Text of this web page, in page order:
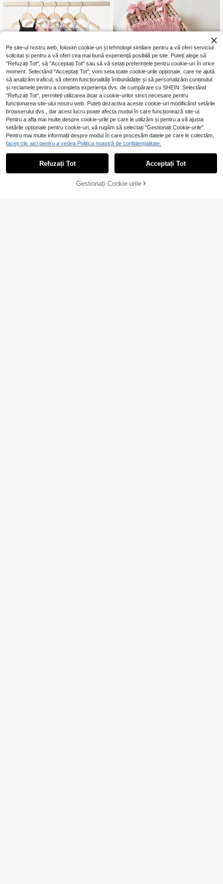
13
Bebeilu
Fetiță 5 buc. Body tric
otat casual, confortabil, de culoare
solidă, cu bretele și cleme, vară
94 ,99Lei
Joymelo
EU Warehouse SHEIN Rochie plisată
colorată, fără mâneci, pentru fete, p
ersonalizată, prințesă, dulce, de lun
gime medie, potrivită pentru vacanț
ă și petrecere, vară
#1 Cele mai vândute
44,05Lei
ADAUGĂ ÎN COȘ
Pe site-ul nostru web, folosim cookie-uri și tehnologii similare pentru a vă oferi serviciul
solicitat și pentru a vă oferi cea mai bună experiență posibilă pe site. Puteți alege să
"Refuzați Tot", să "Acceptați Tot" sau să vă setați preferințele pentru cookie-uri în orice
moment. Selectând "Acceptați Tot", vom seta toate cookie-urile opționale, care ne ajută
să analizăm traficul, să oferim funcționalități îmbunătățite și să personalizăm conținutul
și reclamele pentru a completa experiența dvs. de cumpărare cu SHEIN. Selectând
"Refuzați Tot", permiteți utilizarea doar a cookie-urilor strict necesare pentru
funcționarea site-ului nostru web. Puteți dezactiva aceste cookie-uri modificând setările
browserului dvs., dar acest lucru poate afecta modul în care funcționează site-ul.
Pentru a afla mai multe despre cookie-urile pe care le utilizăm și pentru a vă ajusta
setările opționale pentru cookie-uri, vă rugăm să selectați "Gestionați Cookie-urile".
Pentru mai multe informații despre modul în care procesăm datele pe care le colectăm,
faceți clic aici pentru a vedea Politica noastră de confidențialitate.
Refuzați Tot Acceptați Tot
Gestionați Cookie-urile